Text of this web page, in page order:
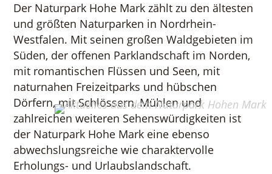
Der Naturpark Hohe Mark zählt zu den ältesten
und größten Naturparken in Nordrhein-
Westfalen. Mit seinen großen Waldgebieten im
Süden, der offenen Parklandschaft im Norden,
mit romantischen Flüssen und Seen, mit
naturnahen Freizeitparks und hübschen
Dörfern, mit Schlössern, Mühlen und
zahlreichen weiteren Sehenswürdigkeiten ist
der Naturpark Hohe Mark eine ebenso
abwechslungsreiche wie charaktervolle
Erholungs- und Urlaubslandschaft.